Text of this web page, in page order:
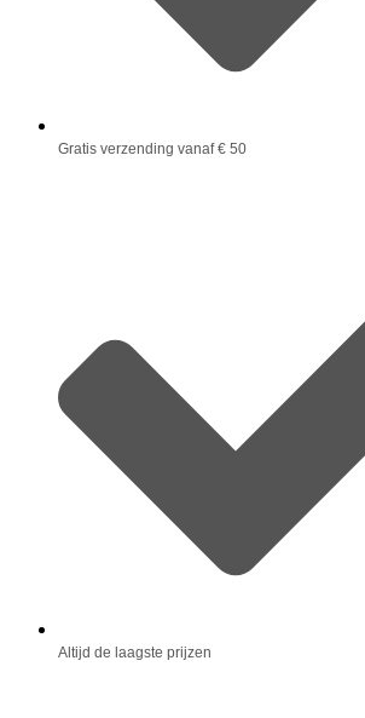
Gratis verzending vanaf € 50
Altijd de laagste prijzen